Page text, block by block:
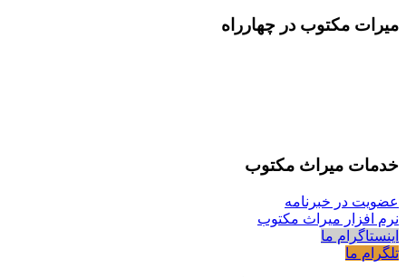
میرات مکتوب در چهارراه
خدمات میراث مکتوب
عضویت در خبرنامه
نرم افزار میراث مکتوب
اینستاگرام ما
تلگرام ما